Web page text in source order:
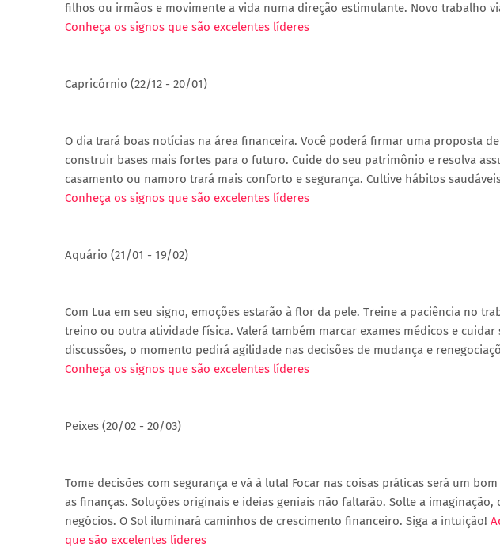
filhos ou irmãos e movimente a vida numa direção estimulante. Novo trabalho
Conheça os signos que são excelentes líderes
Capricórnio (22/12 - 20/01)
O dia trará boas notícias na área financeira. Você poderá firmar uma proposta
construir bases mais fortes para o futuro. Cuide do seu patrimônio e resolva
casamento ou namoro trará mais conforto e segurança. Cultive hábitos
Conheça os signos que são excelentes líderes
Aquário (21/01 - 19/02)
Com Lua em seu signo, emoções estarão à flor da pele. Treine a paciência no
treino ou outra atividade física. Valerá também marcar exames médicos e
discussões, o momento pedirá agilidade nas decisões de mudança e
Conheça os signos que são excelentes líderes
Peixes (20/02 - 20/03)
Tome decisões com segurança e vá à luta! Focar nas coisas práticas será um
as finanças. Soluções originais e ideias geniais não faltarão. Solte a
negócios. O Sol iluminará caminhos de crescimento financeiro. Siga a intuição!
que são excelentes líderes